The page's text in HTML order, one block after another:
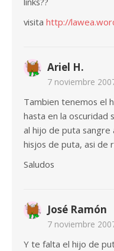
visita http://
Ariel H.
7 noviembre
Tambien tenemos el
hasta en la oscuridad
al hijo de puta sangre
hisjos de puta, asi de
Saludos
José Ramón
7 noviembre
Y te falta el hijo de